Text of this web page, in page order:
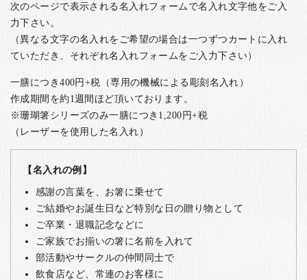
次のページで表示される名入れフォームで名入れ文字他をご入
力下さい。
（異なる文字の名入れをご希望の場合は一つずつカートに入れ
ていただき、それぞれ名入れフォームをご入力下さい）
一膳につき400円+税（専用の機械による彫刻名入れ）
作成期間を約1週間ほど頂いております。
※珊瑚箸シリーズのみ一膳につき1,200円+税
（レーザーを使用した名入れ）
【名入れの例】
感謝の言葉を、お箸に乗せて
ご結婚やお誕生日など特別な日の贈り物として
ご卒業・退職記念などに
ご家族でお揃いの箸に名前を入れて
部活動やサークルの仲間同士で
飲食店など、常連のお客様に